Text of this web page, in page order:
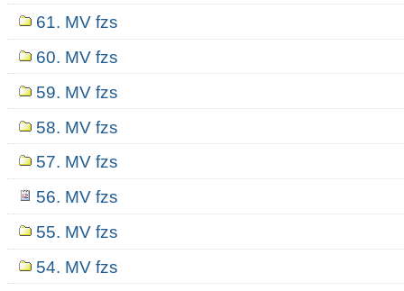
61. MV fzs
60. MV fzs
59. MV fzs
58. MV fzs
57. MV fzs
56. MV fzs
55. MV fzs
54. MV fzs